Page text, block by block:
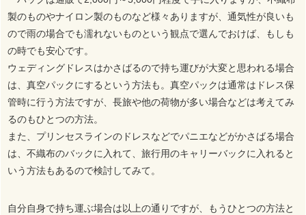
製のものやナイロン製のものなど様々ありますが、通気性が良いも
ので雨の場合でも濡れないものという観点で選んでおけば、もしも
の時でも安心です。
ウェディングドレスはかさばるので持ち運びが大変と思われる場合
は、真空パックにするという方法も。真空パックは通常はドレス保
管時に行う方法ですが、長旅や他の荷物が多い場合などは考えてみ
るのもひとつの方法。
また、プリンセスラインのドレスなどでパニエなどがかさばる場合
は、不織布のバックに入れて、旅行用のキャリーバックに入れると
いう方法もあるので検討してみて。
自分自身で持ち運ぶ場合は以上の通りですが、もうひとつの方法と